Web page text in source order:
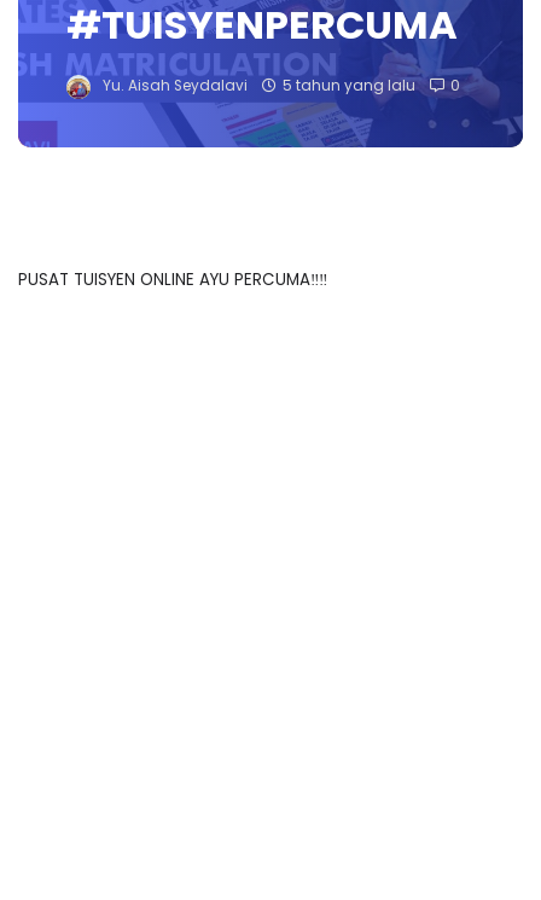
#TUISYENPERCUMA
Yu. Aisah Seydalavi 5 tahun yang lalu 0
PUSAT TUISYEN ONLINE AYU PERCUMA‼️‼️